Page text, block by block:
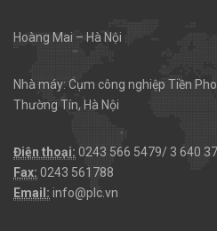
Hoàng Mai – Hà Nội
Nhà máy: Cụm công nghiệp Tiền
Thường Tín, Hà Nội
Điện thoại: 0243 566 5479/ 3 640
Fax: 0243 561788
Email: info@plc.vn